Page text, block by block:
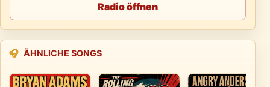
Radio öffnen
🎧 ÄHNLICHE SONGS